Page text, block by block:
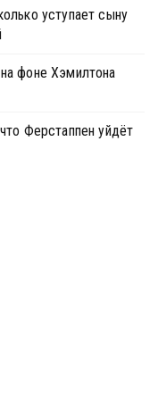
уступает сыну
фоне Хэмилтона
Ферстаппен уйдёт